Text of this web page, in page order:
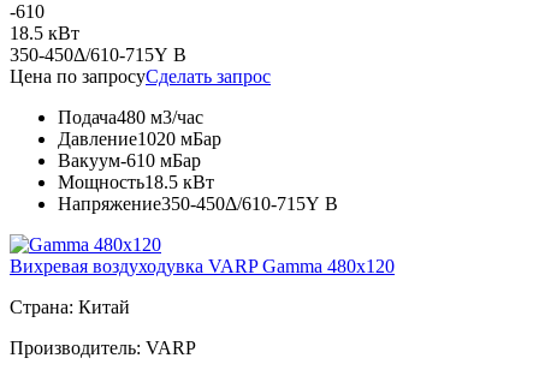
-610
18.5 кВт
350-450Δ/610-715Y В
Цена по запросуСделать запрос
Подача480 м3/час
Давление1020 мБар
Вакуум-610 мБар
Мощность18.5 кВт
Напряжение350-450Δ/610-715Y В
Вихревая воздуходувка VARP Gamma 480x120
Страна: Китай
Производитель: VARP